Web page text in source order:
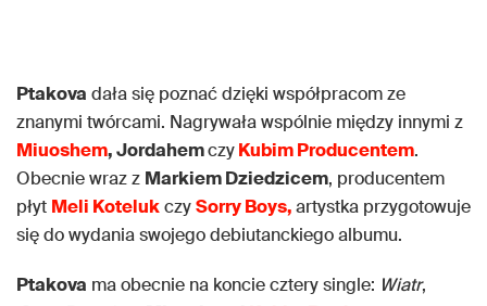
Ptakova dała się poznać dzięki współpracom ze
znanymi twórcami. Nagrywała wspólnie między innymi z
Miuoshem, JordahemczyKubim Producentem.
Obecnie wraz z Markiem Dziedzicem, producentem
płyt Meli KotelukczySorry Boys,artystka przygotowuje
się do wydania swojego debiutanckiego albumu.
Ptakova ma obecnie na koncie cztery single: Wiatr,